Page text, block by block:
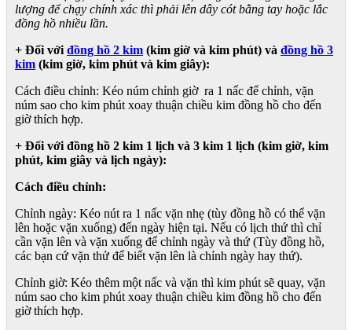
lượng để chạy chính xác thì phải lên dây cót bằng tay hoặc lắc
đồng hồ nhiều lần.
+ Đối với đồng hồ 2 kim (kim giờ và kim phút) và đồng hồ 3
kim (kim giờ, kim phút và kim giây):
Cách điều chỉnh: Kéo núm chỉnh giờ ra 1 nấc để chỉnh, vặn
núm sao cho kim phút xoay thuận chiều kim đồng hồ cho đến
giờ thích hợp.
+ Đối với đồng hồ 2 kim 1 lịch và 3 kim 1 lịch (kim giờ, kim
phút, kim giây và lịch ngày):
Cách điều chỉnh:
Chỉnh ngày: Kéo nút ra 1 nấc vặn nhẹ (tùy đồng hồ có thể vặn
lên hoặc vặn xuống) đến ngày hiện tại. Nếu có lịch thứ thì chỉ
cần vặn lên và vặn xuống để chỉnh ngày và thứ (Tùy đồng hồ,
các bạn cứ vặn thử để biết vặn lên là chỉnh ngày hay thứ).
Chỉnh giờ: Kéo thêm một nấc và vặn thì kim phút sẽ quay, vặn
núm sao cho kim phút xoay thuận chiều kim đồng hồ cho đến
giờ thích hợp.